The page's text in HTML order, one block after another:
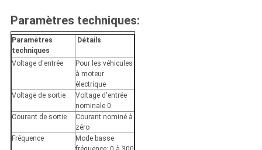
Paramètres techniques:
Paramètres
techniques
Détails
Voltage d'entrée
Pour les véhicules
à moteur
électrique
Voltage de sortie
Voltage d'entrée
nominale 0
Courant de sortie
Courant nominé à
zéro
Fréquence
Mode basse